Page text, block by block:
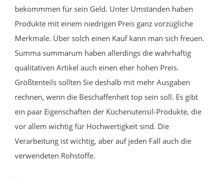
bekommmen für sein Geld. Unter Umständen haben
Produkte mit einem niedrigen Preis ganz vorzügliche
Merkmale. Über solch einen Kauf kann man sich freuen.
Summa summarum haben allerdings die wahrhaftig
qualitativen Artikel auch einen eher hohen Preis.
Größtenteils sollten Sie deshalb mit mehr Ausgaben
rechnen, wenn die Beschaffenheit top sein soll. Es gibt
ein paar Eigenschaften der Küchenutensil-Produkte, die
vor allem wichtig für Hochwertigkeit sind. Die
Verarbeitung ist wichtig, aber auf jeden Fall auch die
verwendeten Rohstoffe.